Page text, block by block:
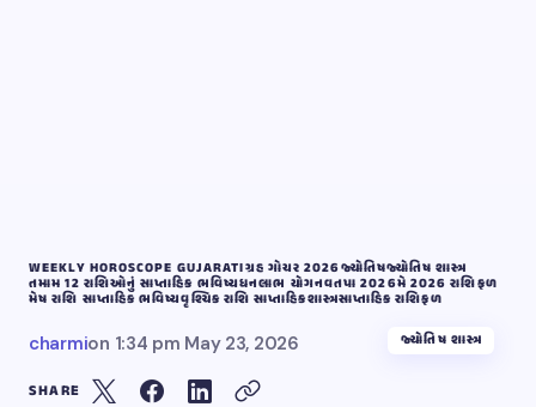
WEEKLY HOROSCOPE GUJARATIગ્રહ ગોચર 2026જ્યોતિષજ્યોતિષ શાસ્ત્ર
તમામ 12 રાશિઓનું સાપ્તાહિક ભવિષ્યધનલાભ યોગનવતપા 2026મે 2026 રાશિફળ
મેષ રાશિ સાપ્તાહિક ભવિષ્યવૃશ્ચિક રાશિ સાપ્તાહિકશાસ્ત્રસાપ્તાહિક રાશિફળ
charmion 1:34 pm May 23, 2026 જ્યોતિષ શાસ્ત્ર
SHARE